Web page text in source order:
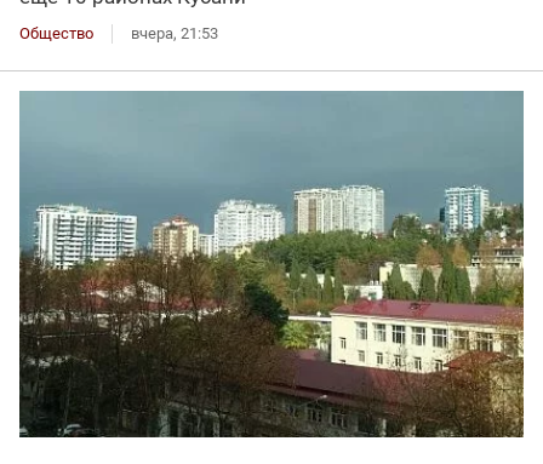
Общество вчера, 21:53